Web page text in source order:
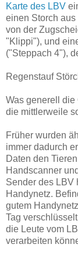
Karte des LBV
einen Storch
von der
"Klippi"), und
("Steppach 4"),
Regenstauf
Was generell die
die mittlerweile
Früher wurden
immer dadurch
Daten den
Handscanner
Sender des LBV
Handynetz.
gutem
Tag
die Leute vom
verarbeiten